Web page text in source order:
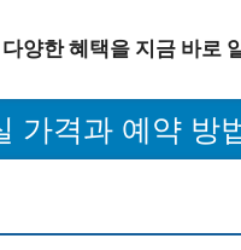
양한 혜택을 지금 바로
가격과 예약 방